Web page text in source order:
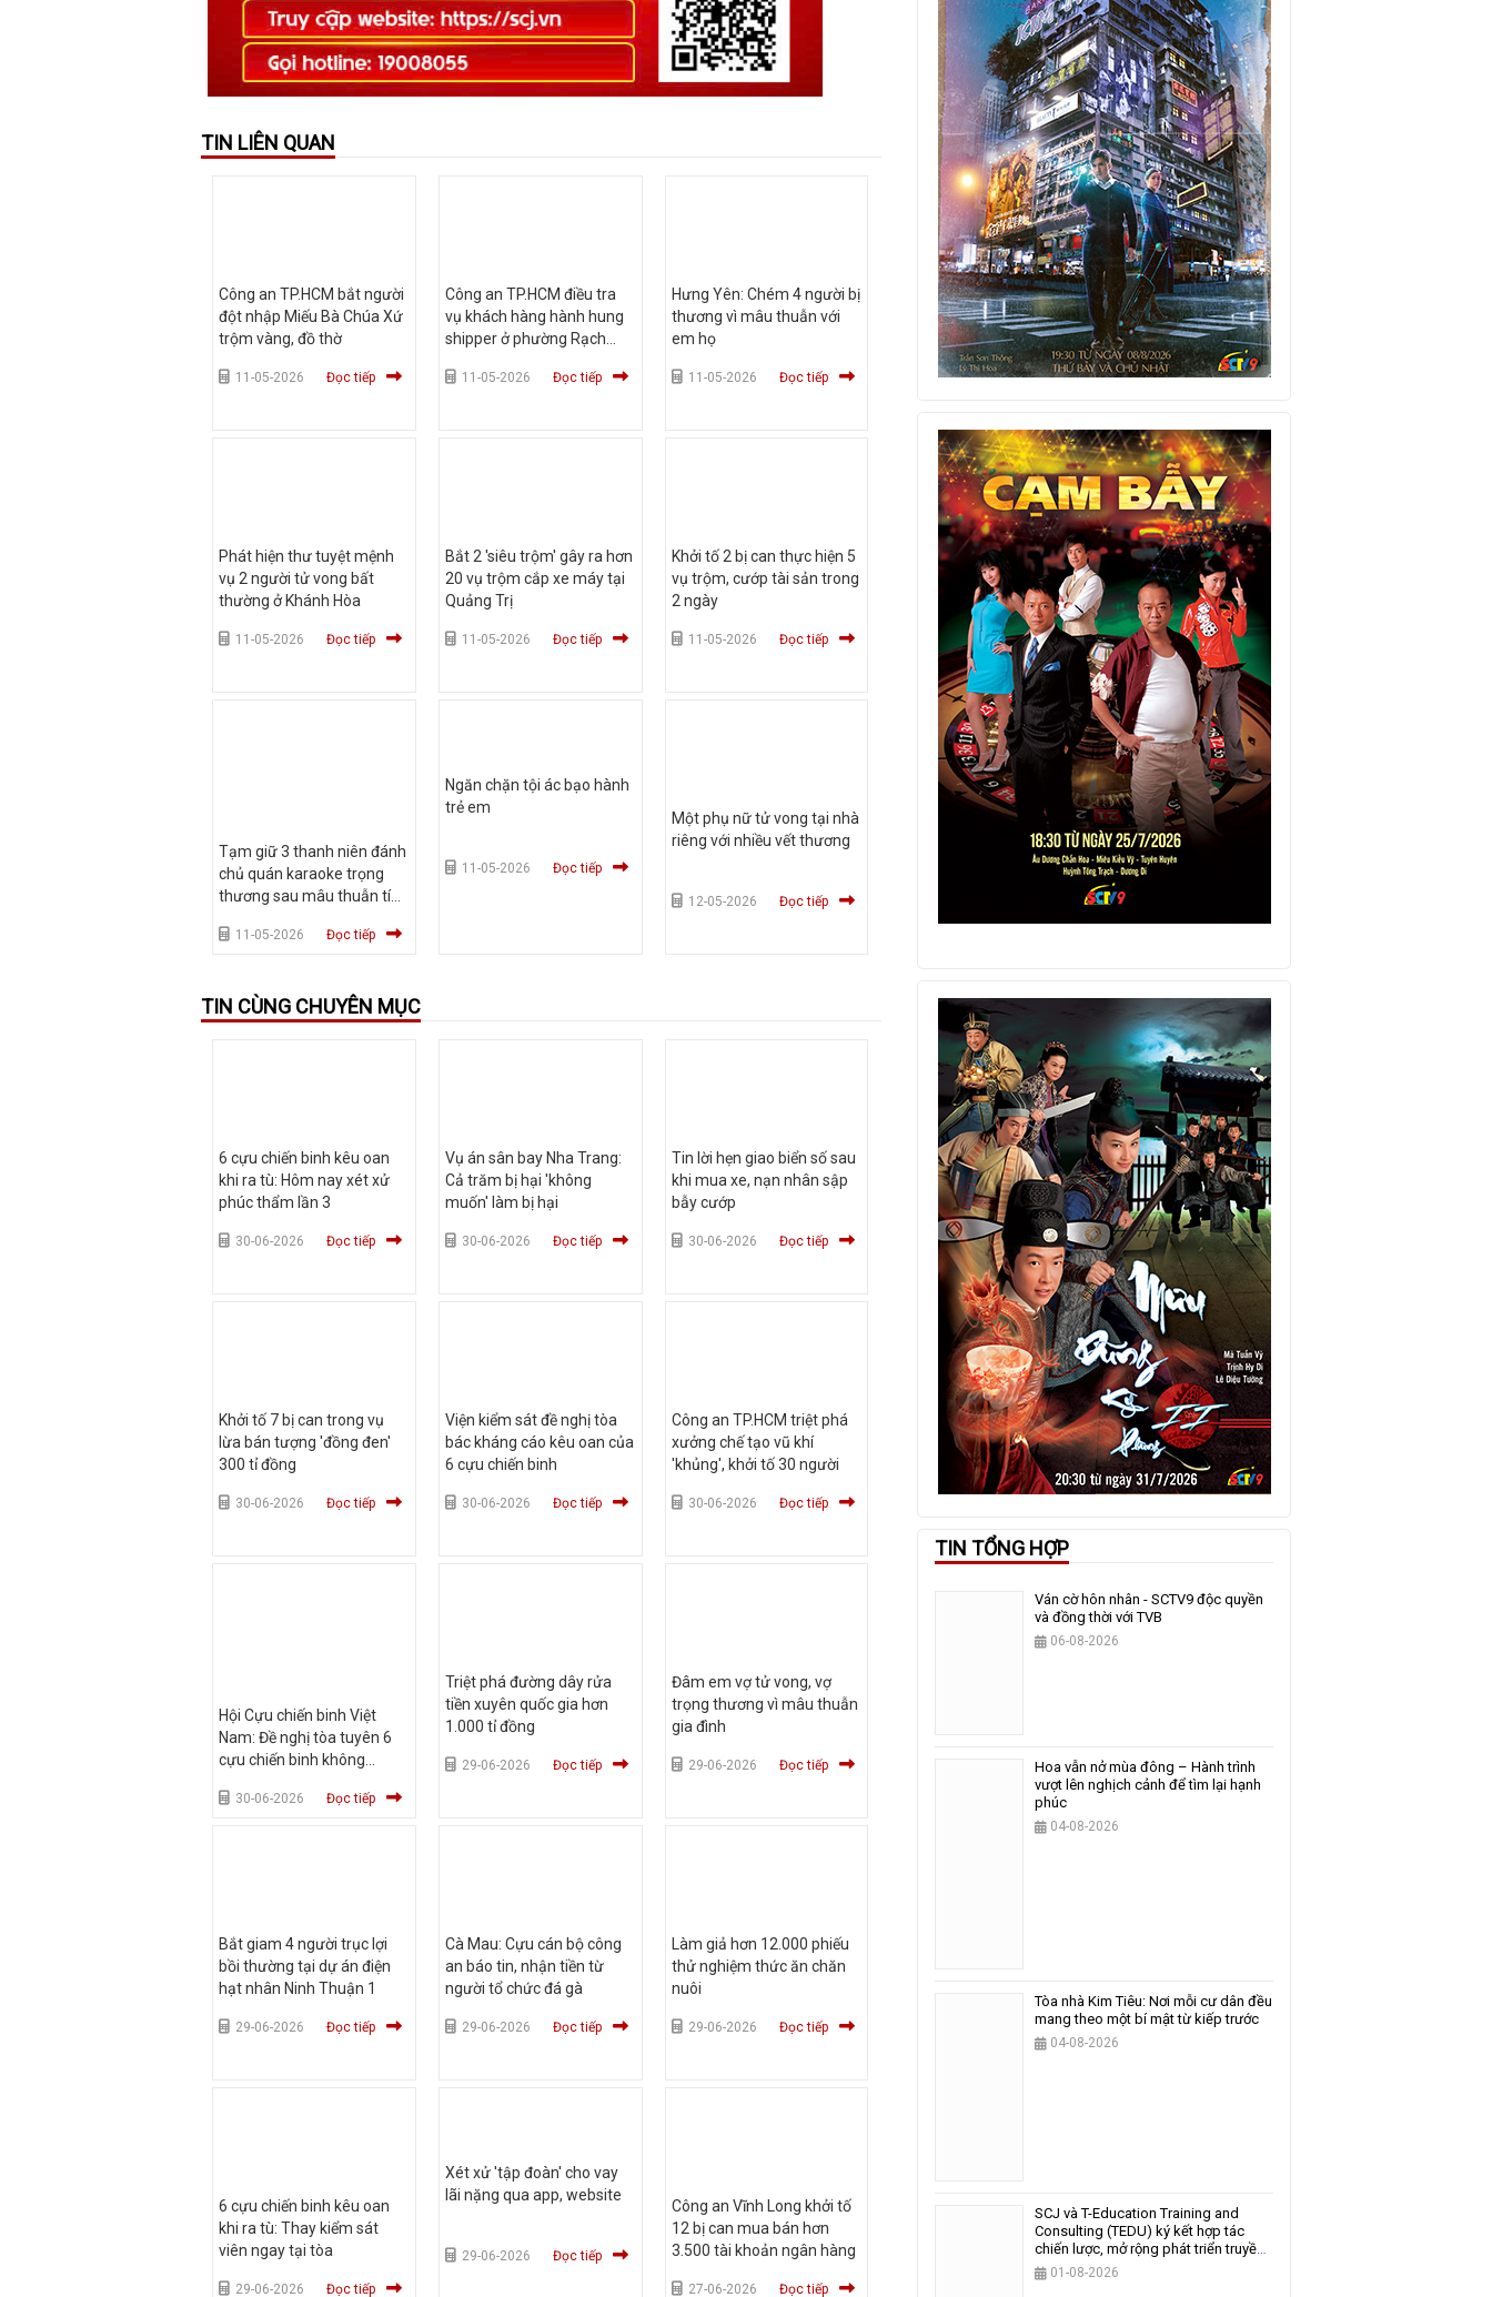
TIN LIÊN QUAN
Công an TP.HCM bắt người
đột nhập Miếu Bà Chúa Xứ
trộm vàng, đồ thờ
11-05-2026 Đọc tiếp
Công an TP.HCM điều tra
vụ khách hàng hành hung
shipper ở phường Rạch
11-05-2026 Đọc tiếp
Hưng Yên: Chém 4 người bị
thương vì mâu thuẫn với
em họ
11-05-2026 Đọc tiếp
Phát hiện thư tuyệt mệnh
vụ 2 người tử vong bất
thường ở Khánh Hòa
11-05-2026 Đọc tiếp
Bắt 2 'siêu trộm' gây ra hơn
20 vụ trộm cắp xe máy tại
Quảng Trị
11-05-2026 Đọc tiếp
Khởi tố 2 bị can thực hiện 5
vụ trộm, cướp tài sản trong
2 ngày
11-05-2026 Đọc tiếp
Tạm giữ 3 thanh niên đánh
chủ quán karaoke trọng
thương sau mâu thuẫn tính
11-05-2026 Đọc tiếp
Ngăn chặn tội ác bạo hành
trẻ em
11-05-2026 Đọc tiếp
Một phụ nữ tử vong tại nhà
riêng với nhiều vết thương
12-05-2026 Đọc tiếp
TIN CÙNG CHUYÊN MỤC
6 cựu chiến binh kêu oan
khi ra tù: Hôm nay xét xử
phúc thẩm lần 3
30-06-2026 Đọc tiếp
Vụ án sân bay Nha Trang:
Cả trăm bị hại 'không
muốn' làm bị hại
30-06-2026 Đọc tiếp
Tin lời hẹn giao biển số sau
khi mua xe, nạn nhân sập
bẫy cướp
30-06-2026 Đọc tiếp
Khởi tố 7 bị can trong vụ
lừa bán tượng 'đồng đen'
300 tỉ đồng
30-06-2026 Đọc tiếp
Viện kiểm sát đề nghị tòa
bác kháng cáo kêu oan của
6 cựu chiến binh
30-06-2026 Đọc tiếp
Công an TP.HCM triệt phá
xưởng chế tạo vũ khí
'khủng', khởi tố 30 người
30-06-2026 Đọc tiếp
Hội Cựu chiến binh Việt
Nam: Đề nghị tòa tuyên 6
cựu chiến binh không
30-06-2026 Đọc tiếp
Triệt phá đường dây rửa
tiền xuyên quốc gia hơn
1.000 tỉ đồng
29-06-2026 Đọc tiếp
Đâm em vợ tử vong, vợ
trọng thương vì mâu thuẫn
gia đình
29-06-2026 Đọc tiếp
Bắt giam 4 người trục lợi
bồi thường tại dự án điện
hạt nhân Ninh Thuận 1
29-06-2026 Đọc tiếp
Cà Mau: Cựu cán bộ công
an báo tin, nhận tiền từ
người tổ chức đá gà
29-06-2026 Đọc tiếp
Làm giả hơn 12.000 phiếu
thử nghiệm thức ăn chăn
nuôi
29-06-2026 Đọc tiếp
6 cựu chiến binh kêu oan
khi ra tù: Thay kiểm sát
viên ngay tại tòa
29-06-2026 Đọc tiếp
Xét xử 'tập đoàn' cho vay
lãi nặng qua app, website
29-06-2026 Đọc tiếp
Công an Vĩnh Long khởi tố
12 bị can mua bán hơn
3.500 tài khoản ngân hàng
27-06-2026 Đọc tiếp
TIN TỔNG HỢP
Ván cờ hôn nhân - SCTV9 độc quyền
và đồng thời với TVB
06-08-2026
Hoa vẫn nở mùa đông – Hành trình
vượt lên nghịch cảnh để tìm lại hạnh
phúc
04-08-2026
Tòa nhà Kim Tiêu: Nơi mỗi cư dân đều
mang theo một bí mật từ kiếp trước
04-08-2026
SCJ và T-Education Training and
Consulting (TEDU) ký kết hợp tác
chiến lược, mở rộng phát triển truyền
thông và giáo dục
01-08-2026